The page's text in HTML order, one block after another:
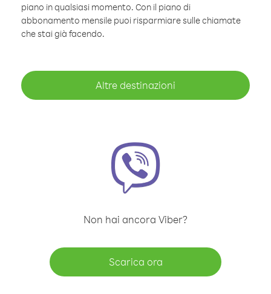
piano in qualsiasi momento. Con il piano di
abbonamento mensile puoi risparmiare sulle chiamate
che stai già facendo.
Altre destinazioni
Non hai ancora Viber?
Scarica ora